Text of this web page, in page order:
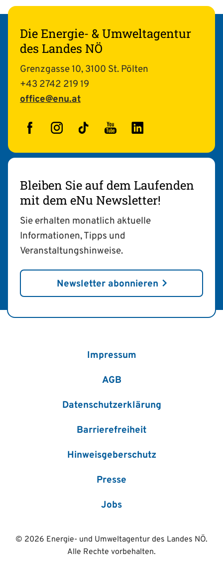
Die Energie- & Umweltagentur
des Landes NÖ
Grenzgasse 10, 3100 St. Pölten
+43 2742 219 19
office@enu.at
FacebookInstagram
TikTokYouTubeLinkedIn
Bleiben Sie auf dem Laufenden
mit dem eNu Newsletter!
Sie erhalten monatlich aktuelle
Informationen, Tipps und
Veranstaltungshinweise.
Newsletter abonnieren
Impressum
AGB
Datenschutzerklärung
Barrierefreiheit
Hinweisgeberschutz
Presse
Jobs
© 2026 Energie- und Umweltagentur des Landes NÖ.
Alle Rechte vorbehalten.